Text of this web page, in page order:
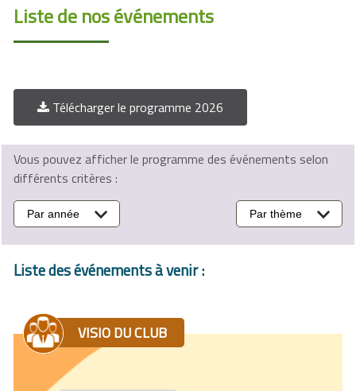
Liste de nos événements
Télécharger le programme 2026
Vous pouvez afficher le programme des événements selon
différents critères :
Par année Par thème
Liste des événements à venir :
VISIO DU CLUB